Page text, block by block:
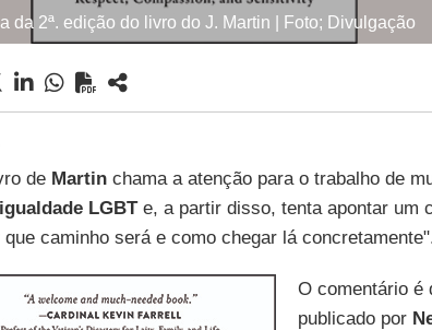
da 2ª. edição do livro do J. Martin | Foto; Divulgação
de Martinchama a atenção para o trabalho de
igualdade LGBTe, a partir disso, tenta apontar um
que caminho será e como chegar lá
O comentário é
publicado por